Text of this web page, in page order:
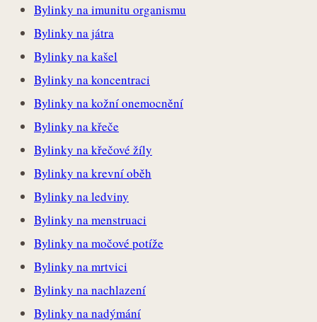
Bylinky na imunitu organismu
Bylinky na játra
Bylinky na kašel
Bylinky na koncentraci
Bylinky na kožní onemocnění
Bylinky na křeče
Bylinky na křečové žíly
Bylinky na krevní oběh
Bylinky na ledviny
Bylinky na menstruaci
Bylinky na močové potíže
Bylinky na mrtvici
Bylinky na nachlazení
Bylinky na nadýmání